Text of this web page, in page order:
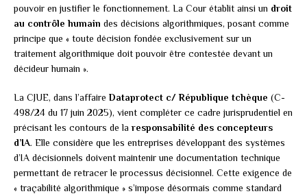
pouvoir en justifier le fonctionnement. La Cour établit ainsi un droit
au contrôle humain des décisions algorithmiques, posant comme
principe que « toute décision fondée exclusivement sur un
traitement algorithmique doit pouvoir être contestée devant un
décideur humain ».
La CJUE, dans l’affaire Dataprotect c/ République tchèque (C-
498/24 du 17 juin 2025), vient compléter ce cadre jurisprudentiel en
précisant les contours de la responsabilité des concepteurs
d’IA. Elle considère que les entreprises développant des systèmes
d’IA décisionnels doivent maintenir une documentation technique
permettant de retracer le processus décisionnel. Cette exigence de
« traçabilité algorithmique » s’impose désormais comme standard